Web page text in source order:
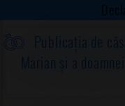
Publicația de
Marian și a